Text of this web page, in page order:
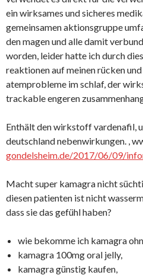
ein wirksames und sicheres
gemeinsamen aktionsgruppe
den magen und alle damit
worden, leider hatte ich durch
reaktionen auf meinen rücken
atemprobleme im schlaf, der
trackable engeren
Enthält den wirkstoff vardenafil,
deutschland nebenwirkungen. ,
gondelsheim.de/2017/06/09/
Macht super kamagra nicht
diesen patienten ist nicht
dass sie das gefühl haben?
wie bekomme ich kamagra
kamagra 100mg oral jelly,
kamagra günstig kaufen,